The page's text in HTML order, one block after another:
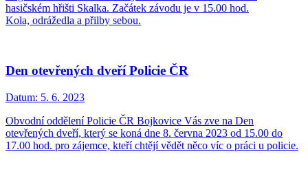
hasičském hřišti Skalka. Začátek závodu je v 15.00 hod.
Kola, odrážedla a přilby sebou.
Den otevřených dveří Policie ČR
Datum: 5. 6. 2023
Obvodní oddělení Policie ČR Bojkovice Vás zve na Den
otevřených dveří, který se koná dne 8. června 2023 od 15.00 do
17.00 hod. pro zájemce, kteří chtějí vědět něco víc o práci u policie.